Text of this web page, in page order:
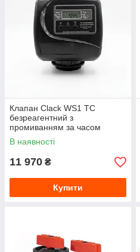
Клапан Clack WS1 ТС
безреагентний з
промиванням за часом
В наявності
11 970 ₴
Купити